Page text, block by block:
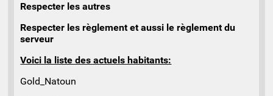
Respecter les autres
Respecter les règlement et aussi le règlement du
serveur
Voici la liste des actuels habitants:
Gold_Natoun